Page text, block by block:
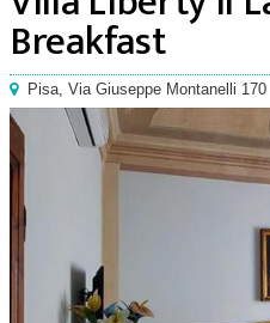
Breakfast
Pisa, Via Giuseppe Montanelli 170